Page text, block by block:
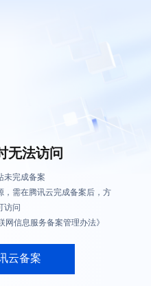
无法访问
未完成备案
，需在腾讯云完成备案后，方
访问
网信息服务备案管理办法》
云备案